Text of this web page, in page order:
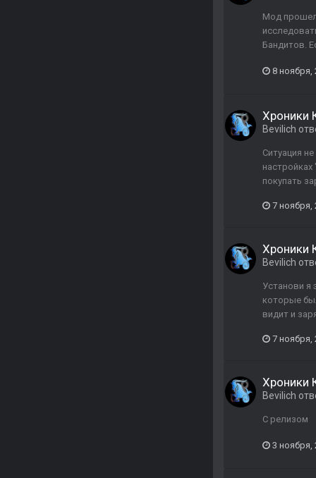
Мод прошел
Бандитов.
8 ноября,
Хроники
Bevilich
Ситуация
покупать
7 ноября,
Хроники
Bevilich
Установи я
которые
видит и
7 ноября,
Хроники
Bevilich
C релизом
3 ноября,